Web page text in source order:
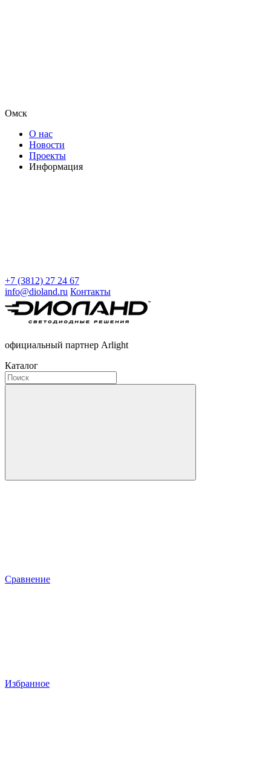
Омск
О нас
Новости
Проекты
Информация
+7 (3812) 27 24 67
info@dioland.ru Контакты
официальный партнер Arlight
Каталог
Сравнение
Избранное